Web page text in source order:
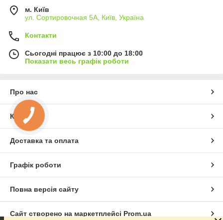
м. Київ
ул. Сортировочная 5А, Київ, Україна
Контакти
Сьогодні працює з 10:00 до 18:00
Показати весь графік роботи
Про нас
Контакти
Доставка та оплата
Графік роботи
Повна версія сайту
Сайт створено на маркетплейсі Prom.ua
КНОПКА
ЗВ'ЯЗКУ